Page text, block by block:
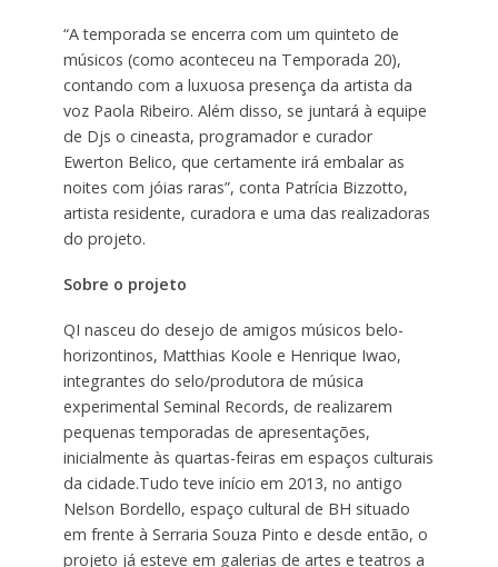
“A temporada se encerra com um quinteto de
músicos (como aconteceu na Temporada 20),
contando com a luxuosa presença da artista da
voz Paola Ribeiro. Além disso, se juntará à equipe
de Djs o cineasta, programador e curador
Ewerton Belico, que certamente irá embalar as
noites com jóias raras”, conta Patrícia Bizzotto,
artista residente, curadora e uma das realizadoras
do projeto.
Sobre o projeto
QI nasceu do desejo de amigos músicos belo-
horizontinos, Matthias Koole e Henrique Iwao,
integrantes do selo/produtora de música
experimental Seminal Records, de realizarem
pequenas temporadas de apresentações,
inicialmente às quartas-feiras em espaços culturais
da cidade.Tudo teve início em 2013, no antigo
Nelson Bordello, espaço cultural de BH situado
em frente à Serraria Souza Pinto e desde então, o
projeto já esteve em galerias de artes e teatros a